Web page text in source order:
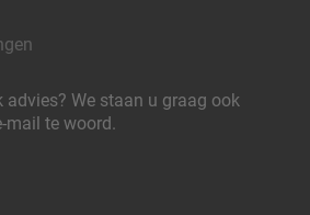
advies? We staan u graag ook
mail te woord.